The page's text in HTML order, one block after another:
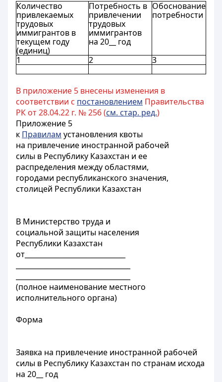
Количество
привлекаемых
трудовых
иммигрантов в
текущем году
(единиц)
Потребность в
привлечении
трудовых
иммигрантов
на 20__ год
Обоснование
потребности
1 2 3
В приложение 5 внесены изменения в
соответствии с постановлением Правительства
РК от 28.04.22 г. № 256 (см. стар. ред.)
Приложение 5
к Правилам установления квоты
на привлечение иностранной рабочей
силы в Республику Казахстан и ее
распределения между областями,
городами республиканского значения,
столицей Республики Казахстан
В Министерство труда и
социальной защиты населения
Республики Казахстан
от_____________________________
(полное наименование местного
исполнительного органа)
Форма
Заявка на привлечение иностранной рабочей
силы в Республику Казахстан по странам исхода
на 20__ год